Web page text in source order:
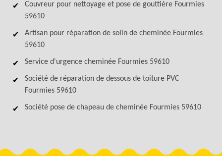
Couvreur pour nettoyage et pose de gouttière Fourmies
59610
Artisan pour réparation de solin de cheminée Fourmies
59610
Service d'urgence cheminée Fourmies 59610
Société de réparation de dessous de toiture PVC
Fourmies 59610
Société pose de chapeau de cheminée Fourmies 59610